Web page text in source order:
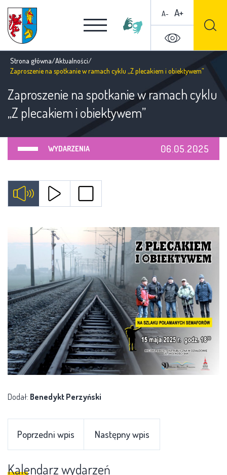
A- A+
Strona główna/Aktualności/
Zaproszenie na spotkanie w ramach cyklu „Z plecakiem i obiektywem”
Zaproszenie na spotkanie w ramach cyklu
„Z plecakiem i obiektywem”
WYDARZENIA 06.05.2025
Dodał: Benedykt Perzyński
Poprzedni wpis Następny wpis
Kalendarz wydarzeń